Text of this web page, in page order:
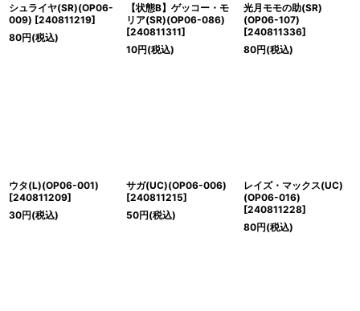
シュライヤ(SR)(OP06-
009) [240811219]
80円(税込)
【状態B】ゲッコー・モ
リア(SR)(OP06-086)
[240811311]
10円(税込)
光月モモの助(SR)
(OP06-107)
[240811336]
80円(税込)
ウタ(L)(OP06-001)
[240811209]
30円(税込)
サガ(UC)(OP06-006)
[240811215]
50円(税込)
レイズ・マックス(UC)
(OP06-016)
[240811228]
80円(税込)